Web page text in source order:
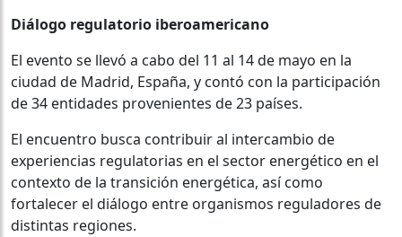
Diálogo regulatorio iberoamericano
El evento se llevó a cabo del 11 al 14 de mayo en la
ciudad de Madrid, España, y contó con la participación
de 34 entidades provenientes de 23 países.
El encuentro busca contribuir al intercambio de
experiencias regulatorias en el sector energético en el
contexto de la transición energética, así como
fortalecer el diálogo entre organismos reguladores de
distintas regiones.